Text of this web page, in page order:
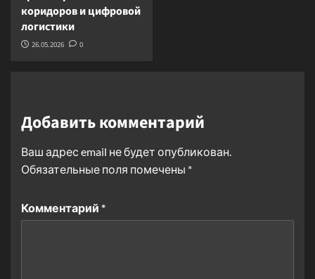
коридоров и цифровой
логистики
26.05.2026 0
Добавить комментарий
Ваш адрес email не будет опубликован.
Обязательные поля помечены *
Комментарий *